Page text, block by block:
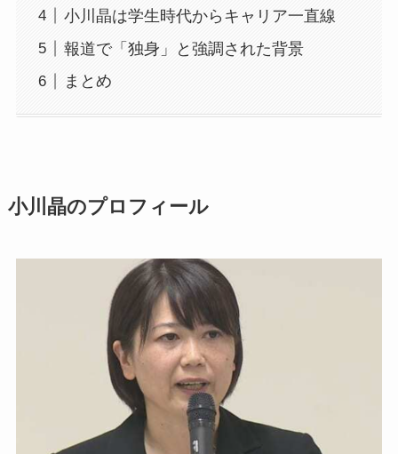
小川晶は学生時代からキャリア一直線
報道で「独身」と強調された背景
まとめ
小川晶のプロフィール